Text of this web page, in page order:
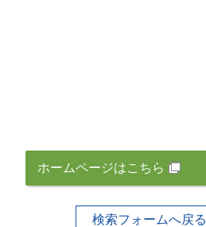
ホームページはこちら
検索フォームへ戻る